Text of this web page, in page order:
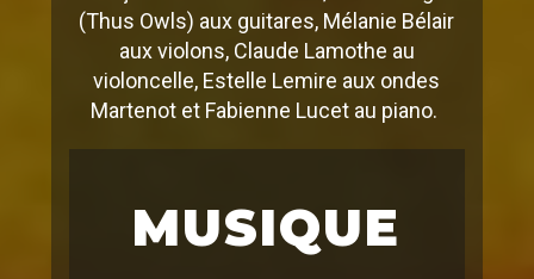
(Thus Owls) aux guitares, Mélanie Bélair
aux violons, Claude Lamothe au
violoncelle, Estelle Lemire aux ondes
Martenot et Fabienne Lucet au piano.
MUSIQUE